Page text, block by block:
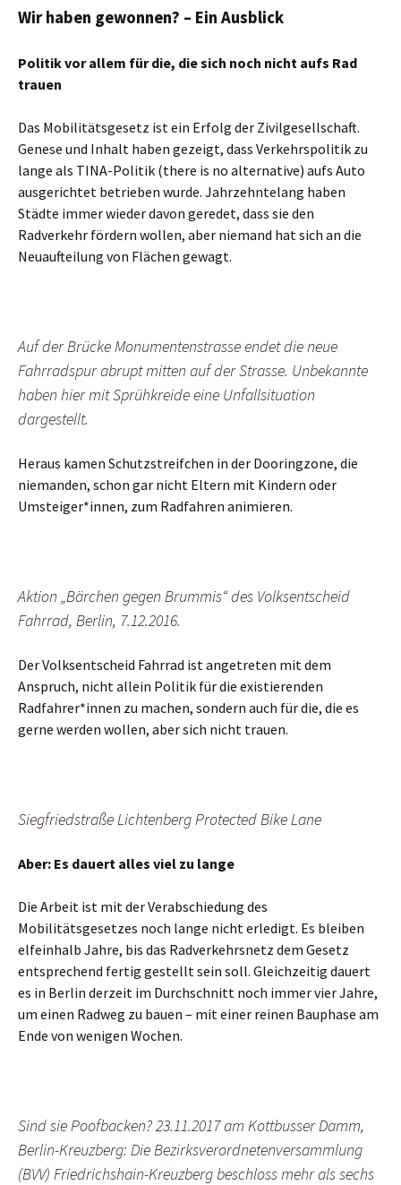
Wir haben gewonnen? – Ein Ausblick
Politik vor allem für die, die sich noch nicht aufs Rad
trauen
Das Mobilitätsgesetz ist ein Erfolg der Zivilgesellschaft.
Genese und Inhalt haben gezeigt, dass Verkehrspolitik zu
lange als TINA-Politik (there is no alternative) aufs Auto
ausgerichtet betrieben wurde. Jahrzehntelang haben
Städte immer wieder davon geredet, dass sie den
Radverkehr fördern wollen, aber niemand hat sich an die
Neuaufteilung von Flächen gewagt.
Auf der Brücke Monumentenstrasse endet die neue
Fahrradspur abrupt mitten auf der Strasse. Unbekannte
haben hier mit Sprühkreide eine Unfallsituation
dargestellt.
Heraus kamen Schutzstreifchen in der Dooringzone, die
niemanden, schon gar nicht Eltern mit Kindern oder
Umsteiger*innen, zum Radfahren animieren.
Aktion „Bärchen gegen Brummis“ des Volksentscheid
Fahrrad, Berlin, 7.12.2016.
Der Volksentscheid Fahrrad ist angetreten mit dem
Anspruch, nicht allein Politik für die existierenden
Radfahrer*innen zu machen, sondern auch für die, die es
gerne werden wollen, aber sich nicht trauen.
Siegfriedstraße Lichtenberg Protected Bike Lane
Aber: Es dauert alles viel zu lange
Die Arbeit ist mit der Verabschiedung des
Mobilitätsgesetzes noch lange nicht erledigt. Es bleiben
elfeinhalb Jahre, bis das Radverkehrsnetz dem Gesetz
entsprechend fertig gestellt sein soll. Gleichzeitig dauert
es in Berlin derzeit im Durchschnitt noch immer vier Jahre,
um einen Radweg zu bauen – mit einer reinen Bauphase am
Ende von wenigen Wochen.
Sind sie Poofbacken? 23.11.2017 am Kottbusser Damm,
Berlin-Kreuzberg: Die Bezirksverordnetenversammlung
(BVV) Friedrichshain-Kreuzberg beschloss mehr als sechs